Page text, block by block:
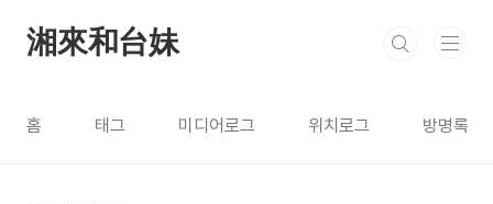
湘來和台妹
홈 태그 미디어로그 위치로그 방명록